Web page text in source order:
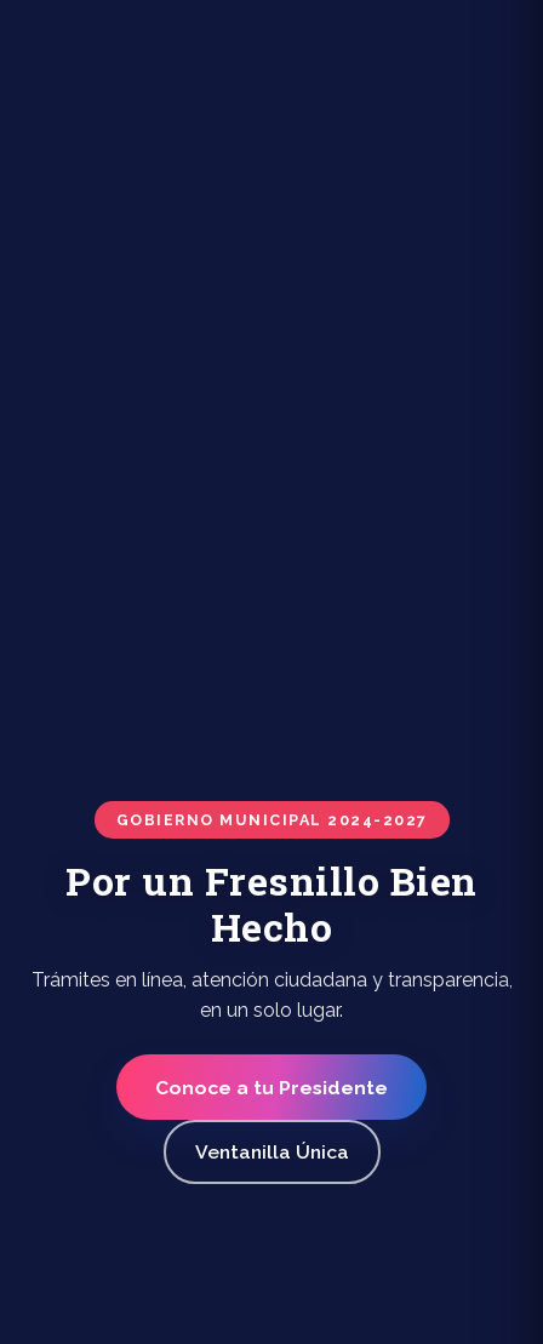
GOBIERNO MUNICIPAL 2024-2027
Por un Fresnillo Bien
Hecho
Trámites en línea, atención ciudadana y transparencia,
en un solo lugar.
Conoce a tu Presidente
Ventanilla Única